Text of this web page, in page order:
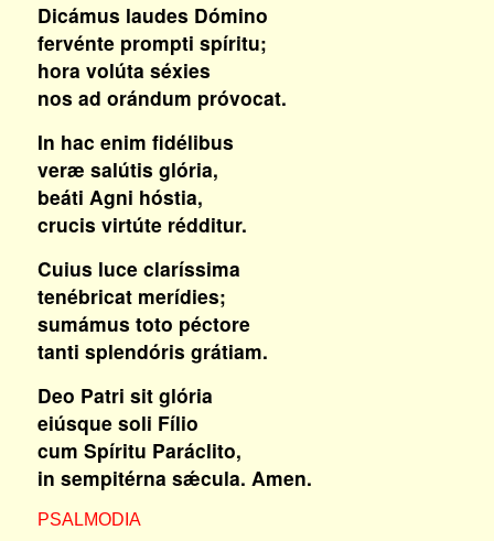
Dicámus laudes Dómino
fervénte prompti spíritu;
hora volúta séxies
nos ad orándum próvocat.
In hac enim fidélibus
veræ salútis glória,
beáti Agni hóstia,
crucis virtúte rédditur.
Cuius luce claríssima
tenébricat merídies;
sumámus toto péctore
tanti splendóris grátiam.
Deo Patri sit glória
eiúsque soli Fílio
cum Spíritu Paráclito,
in sempitérna sǽcula. Amen.
PSALMODIA